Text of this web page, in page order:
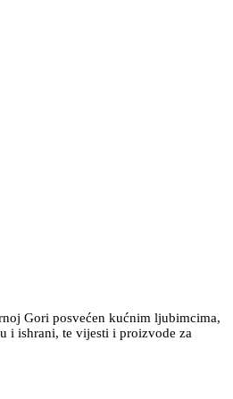
Gori posvećen kućnim ljubimcima,
i ishrani, te vijesti i proizvode za